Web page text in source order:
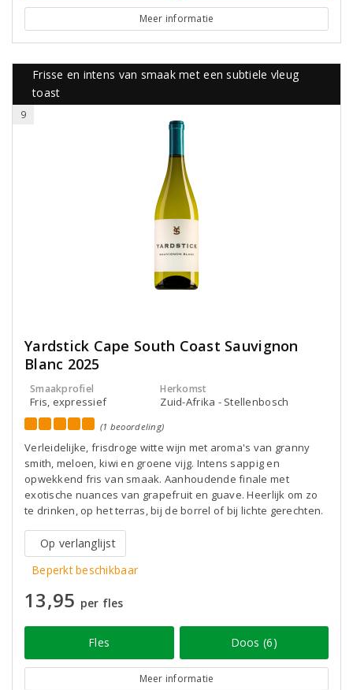
Meer informatie
Frisse en intens van smaak met een subtiele vleug
toast
9
Yardstick Cape South Coast Sauvignon
Blanc 2025
Smaakprofiel
Fris, expressief
Herkomst
Zuid-Afrika - Stellenbosch
(1 beoordeling)
Verleidelijke, frisdroge witte wijn met aroma's van granny
smith, meloen, kiwi en groene vijg. Intens sappig en
opwekkend fris van smaak. Aanhoudende finale met
exotische nuances van grapefruit en guave. Heerlijk om zo
te drinken, op het terras, bij de borrel of bij lichte gerechten.
Op verlanglijst
Beperkt beschikbaar
13,95 per fles
Fles Doos (6)
Meer informatie